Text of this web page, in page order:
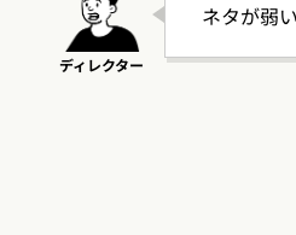
ネタが弱